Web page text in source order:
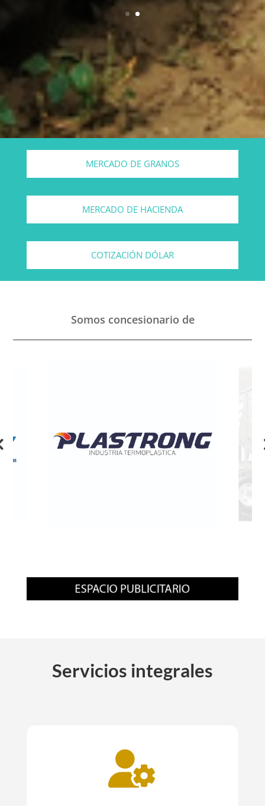
MERCADO DE GRANOS
MERCADO DE HACIENDA
COTIZACIÓN DÓLAR
Somos concesionario de
Servicios integrales